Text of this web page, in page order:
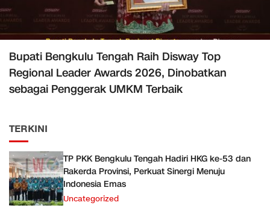
Bupati Bengkulu Tengah Raih Disway Top
Regional Leader Awards 2026, Dinobatkan
sebagai Penggerak UMKM Terbaik
TERKINI
TP PKK Bengkulu Tengah Hadiri HKG ke-53 dan
Rakerda Provinsi, Perkuat Sinergi Menuju
Indonesia Emas
Uncategorized